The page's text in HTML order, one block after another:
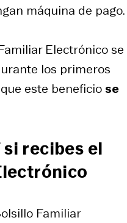
máquina de pago.
Electrónico se
los primeros
este beneficiose
si recibes el
Familiar